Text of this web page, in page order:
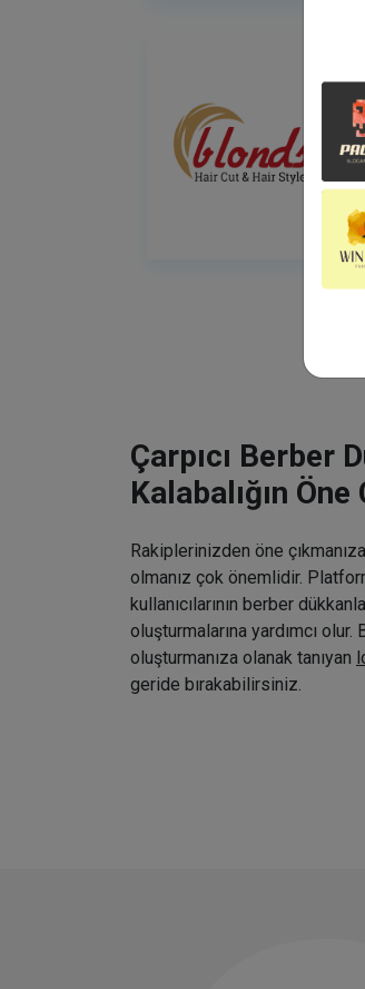
Çarpıcı Berber
Kalabalığın Öne
Rakiplerinizden öne
olmanız çok önemlidir.
kullanıcılarının berber
oluşturmalarına yardımcı
oluşturmanıza olanak tanıyan
geride bırakabilirsiniz.